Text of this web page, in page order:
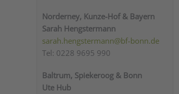
Norderney, Kunze-Hof & Bayern
Sarah Hengstermann
sarah.hengstermann@bf-bonn.de
Tel: 0228 9695 990
Baltrum, Spiekeroog & Bonn
Ute Hub